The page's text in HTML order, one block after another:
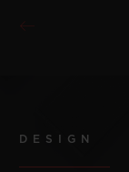
DESIGN